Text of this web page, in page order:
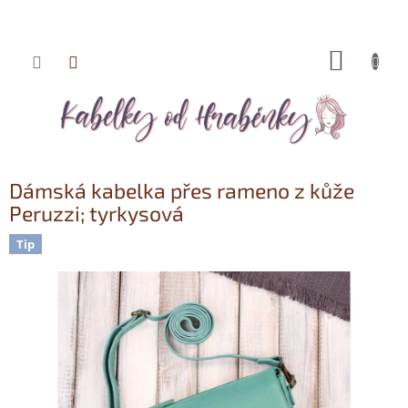
Přejít
Dámská kabelka přes rameno z kůže
Peruzzi; tyrkysová
Tip